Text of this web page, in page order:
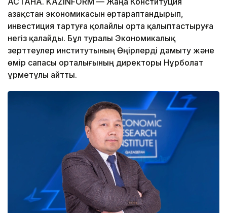
Қазақстан экономикасын әртараптандырып,
инвестиция тартуға қолайлы орта қалыптастыруға
негіз қалайды. Бұл туралы Экономикалық
зерттеулер институтының Өңірлерді дамыту және
өмір сапасы орталығының директоры Нұрболат
Құрметұлы айтты.